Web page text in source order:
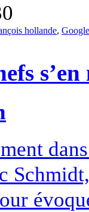
hollande, Google